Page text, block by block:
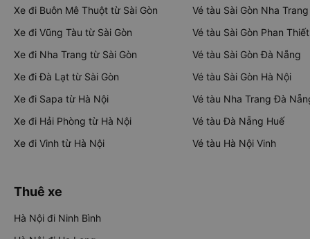
Xe đi Buôn Mê Thuột từ Sài Gòn
Xe đi Vũng Tàu từ Sài Gòn
Xe đi Nha Trang từ Sài Gòn
Xe đi Đà Lạt từ Sài Gòn
Xe đi Sapa từ Hà Nội
Xe đi Hải Phòng từ Hà Nội
Xe đi Vinh từ Hà Nội
Vé tàu Sài Gòn Nha Trang
Vé tàu Sài Gòn Phan Thiết
Vé tàu Sài Gòn Đà Nẵng
Vé tàu Sài Gòn Hà Nội
Vé tàu Nha Trang Đà
Vé tàu Đà Nẵng Huế
Vé tàu Hà Nội Vinh
Thuê xe
Hà Nội đi Ninh Bình